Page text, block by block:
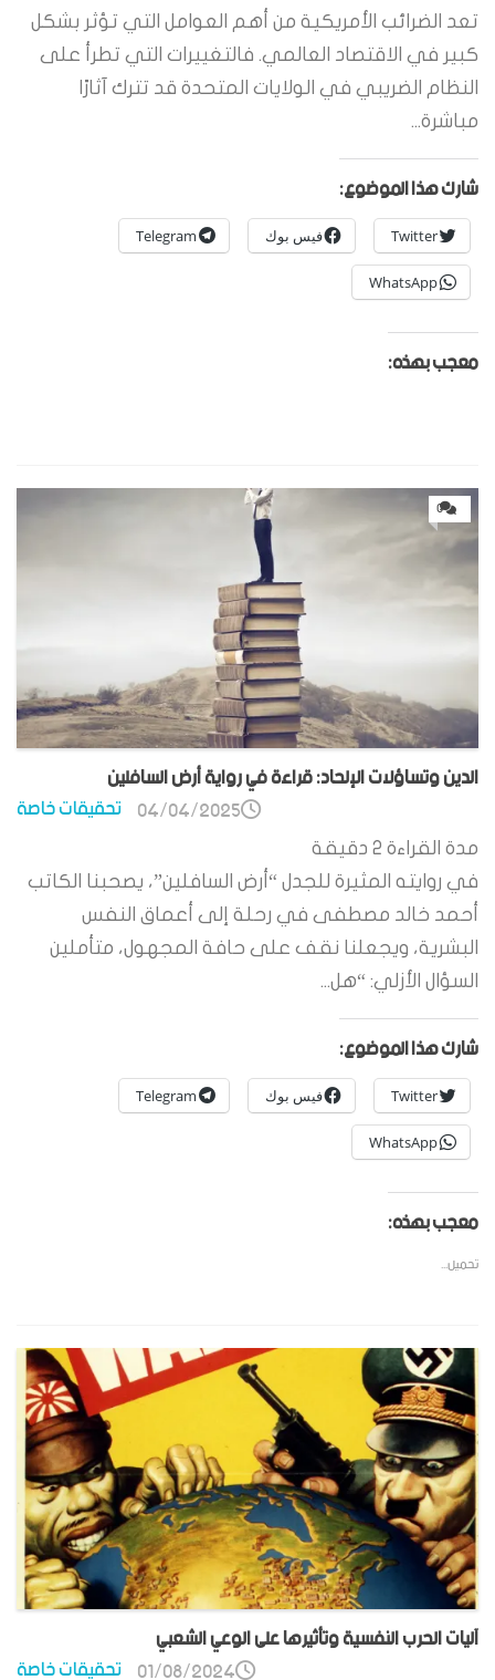
تعد الضرائب الأمريكية من أهم العوامل التي تؤثر بشكل
كبير في الاقتصاد العالمي. فالتغييرات التي تطرأ على
النظام الضريبي في الولايات المتحدة قد تترك آثارًا
مباشرة...
شارك هذا الموضوع:
Twitter فيس بوك Telegram
WhatsApp
معجب بهذه:
0
الدين وتساؤلات الإلحاد: قراءة في رواية أرض السافلين
تحقيقات خاصة 04/04/2025
مدة القراءة 2 دقيقة
في روايته المثيرة للجدل “أرض السافلين”، يصحبنا الكاتب
أحمد خالد مصطفى في رحلة إلى أعماق النفس
البشرية، ويجعلنا نقف على حافة المجهول، متأملين
السؤال الأزلي: “هل...
شارك هذا الموضوع:
Twitter فيس بوك Telegram
WhatsApp
معجب بهذه:
تحميل...
آليات الحرب النفسية وتأثيرها على الوعي الشعبي
تحقيقات خاصة